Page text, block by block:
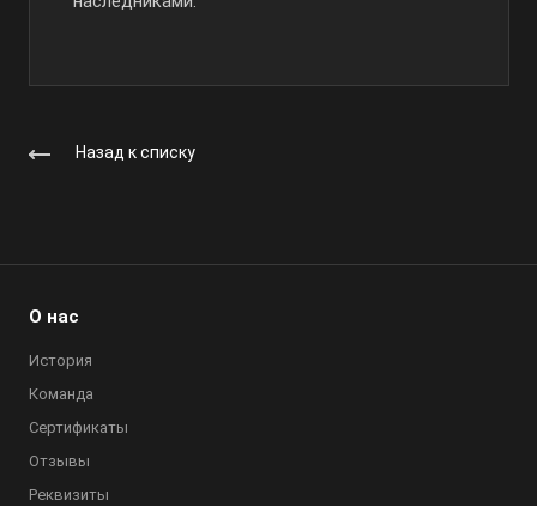
Назад к списку
О нас
История
Команда
Сертификаты
Отзывы
Реквизиты